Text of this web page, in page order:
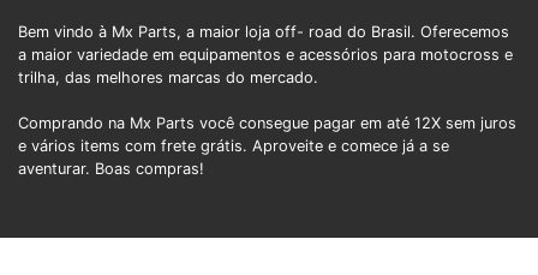
Bem vindo à Mx Parts, a maior loja off- road do Brasil. Oferecemos
a maior variedade em equipamentos e acessórios para motocross e
trilha, das melhores marcas do mercado.
Comprando na Mx Parts você consegue pagar em até 12X sem juros
e vários items com frete grátis. Aproveite e comece já a se
aventurar. Boas compras!